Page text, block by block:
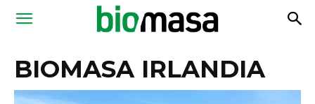
Magazyn
BIOMASA IRLANDIA